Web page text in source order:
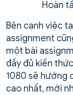
Hoàn
Bên cạnh việc
assignment
một bài
đầy đủ kiến
1080 sẽ hướng
cao nhất, mới